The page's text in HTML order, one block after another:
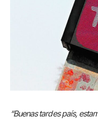
“Buenas tardes país,